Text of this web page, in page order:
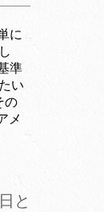
に
準
い
の
メ
と